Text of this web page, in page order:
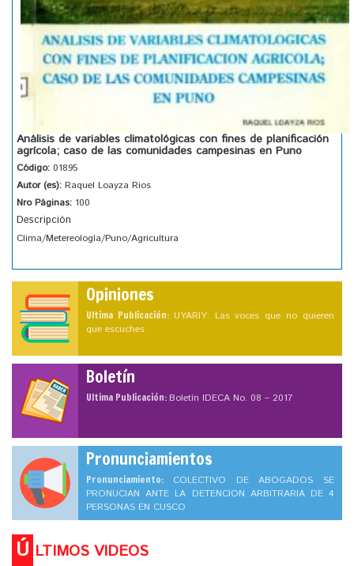
Análisis de variables climatológicas con fines de planificación
agrícola; caso de las comunidades campesinas en Puno
Código: 01895
Autor (es): Raquel Loayza Rios
Nro Páginas: 100
Descripción
Clima/Metereología/Puno/Agricultura
Opiniones
Ultima Publicación: UYARIY: Las voces que no quieren
que escuches
Boletín
Ultima Publicación:Boletín IDECA No. 08 – 2017
Pronunciamientos
Pronunciamiento: COLECTIVO DE ABOGADOS SE
PRONUCIAN ANTE LA DETENCION ARBITRARIA DE 4
PERSONAS EN CUSCO
Ú LTIMOS VIDEOS